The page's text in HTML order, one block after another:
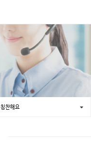
칭찬해요